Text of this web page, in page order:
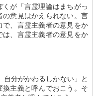
が「言霊理論はまちがっ
意見はかえられない。言
、言霊主義者の意見をか
、言霊主義者の意見をか
自分がかわるしかない」と
主義と呼んでおこう。そ